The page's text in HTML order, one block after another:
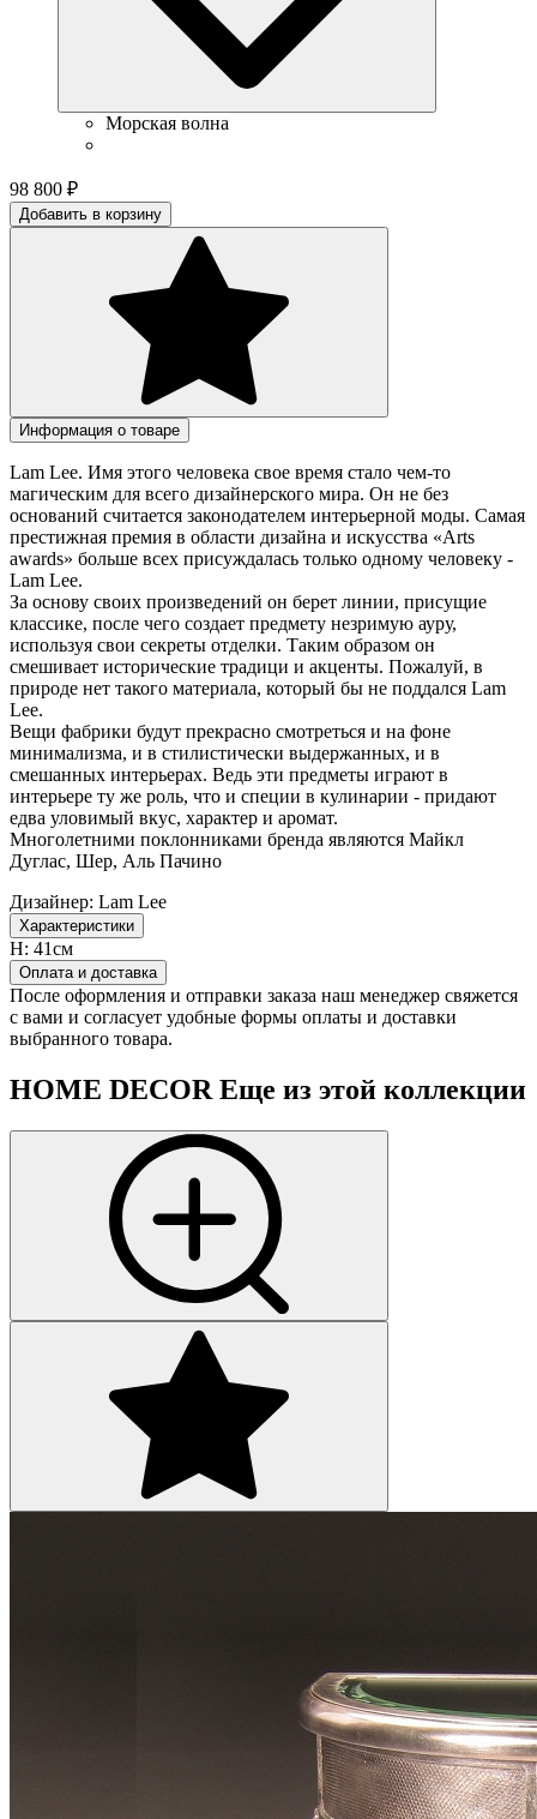
Морская волна
98 800 ₽
Добавить в корзину
Информация о товаре
Lam Lee. Имя этого человека свое время стало чем-то
магическим для всего дизайнерского мира. Он не без
оснований считается законодателем интерьерной моды. Самая
престижная премия в области дизайна и искусства «Arts
awards» больше всех присуждалась только одному человеку -
Lam Lee.
За основу своих произведений он берет линии, присущие
классике, после чего создает предмету незримую ауру,
используя свои секреты отделки. Таким образом он
смешивает исторические традици и акценты. Пожалуй, в
природе нет такого материала, который бы не поддался Lam
Lee.
Вещи фабрики будут прекрасно смотреться и на фоне
минимализма, и в стилистически выдержанных, и в
смешанных интерьерах. Ведь эти предметы играют в
интерьере ту же роль, что и специи в кулинарии - придают
едва уловимый вкус, характер и аромат.
Многолетними поклонниками бренда являются Майкл
Дуглас, Шер, Аль Пачино
Дизайнер: Lam Lee
Характеристики
H: 41см
Оплата и доставка
После оформления и отправки заказа наш менеджер свяжется
с вами и согласует удобные формы оплаты и доставки
выбранного товара.
HOME DECOR Еще из этой коллекции